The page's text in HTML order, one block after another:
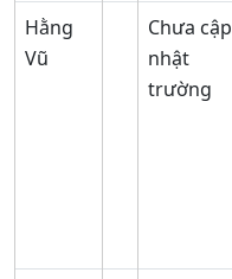
Hằng
Vũ
Chưa cập
nhật
trường